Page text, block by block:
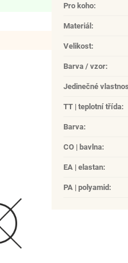
Pro koho:
Materiál:
Velikost:
Barva / vzor:
Jedinečné
TT | teplotní třída:
Barva:
CO | bavlna:
EA | elastan:
PA | polyamid: